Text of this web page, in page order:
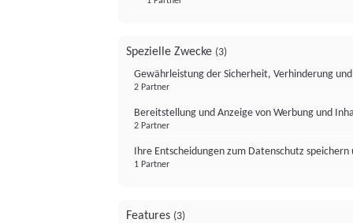
Spezielle Zwecke (3)
Gewährleistung der Sicherheit, Verhinderung
2 Partner
Bereitstellung und Anzeige von Werbung und
2 Partner
Ihre Entscheidungen zum Datenschutz
1 Partner
Features (3)